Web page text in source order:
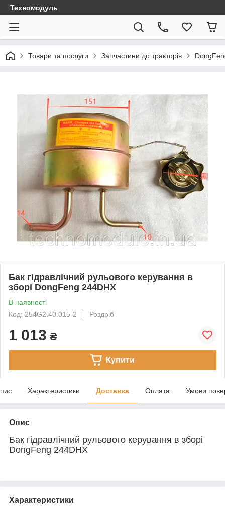
Техномодуль
Товари та послуги Запчастини до тракторів
Бак гідравлічний рульового керування в
зборі DongFeng 244DHX
В наявності
Код: 254G2.40.015-2
Роздріб
1 013 ₴
Купити
Характеристики Доставка Оплата Умови
Опис
Бак гідравлічний рульового керування в зборі
DongFeng 244DHX
Характеристики